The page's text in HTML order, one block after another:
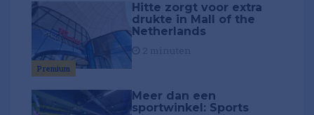
Premium
Hitte zorgt voor extra
drukte in Mall of the
Netherlands
Meer dan een
sportwinkel: Sports